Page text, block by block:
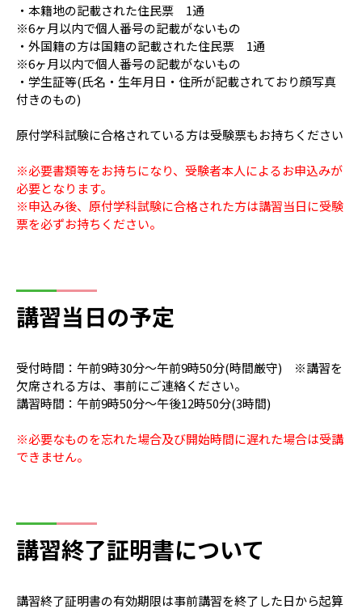
・本籍地の記載された住民票 1通
※6ヶ月以内で個人番号の記載がないもの
・外国籍の方は国籍の記載された住民票 1通
※6ヶ月以内で個人番号の記載がないもの
・学生証等(氏名・生年月日・住所が記載されており顔写真
付きのもの)
原付学科試験に合格されている方は受験票もお持ちください
※必要書類等をお持ちになり、受験者本人によるお申込みが
必要となります。
※申込み後、原付学科試験に合格された方は講習当日に受験
票を必ずお持ちください。
講習当日の予定
受付時間：午前9時30分～午前9時50分(時間厳守) ※講習を
欠席される方は、事前にご連絡ください。
講習時間：午前9時50分～午後12時50分(3時間)
※必要なものを忘れた場合及び開始時間に遅れた場合は受講
できません。
講習終了証明書について
講習終了証明書の有効期限は事前講習を終了した日から起算